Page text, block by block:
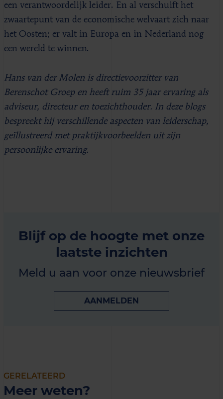
een verantwoordelijk leider. En al verschuift het
zwaartepunt van de economische welvaart zich naar
het Oosten; er valt in Europa en in Nederland nog
een wereld te winnen.
Hans van der Molen is directievoorzitter van
Berenschot Groep en heeft ruim 35 jaar ervaring als
adviseur, directeur en toezichthouder. In deze blogs
bespreekt hij verschillende aspecten van leiderschap,
geïllustreerd met praktijkvoorbeelden uit zijn
persoonlijke ervaring.
Blijf op de hoogte met onze
laatste inzichten
Meld u aan voor onze nieuwsbrief
AANMELDEN
GERELATEERD
Meer weten?